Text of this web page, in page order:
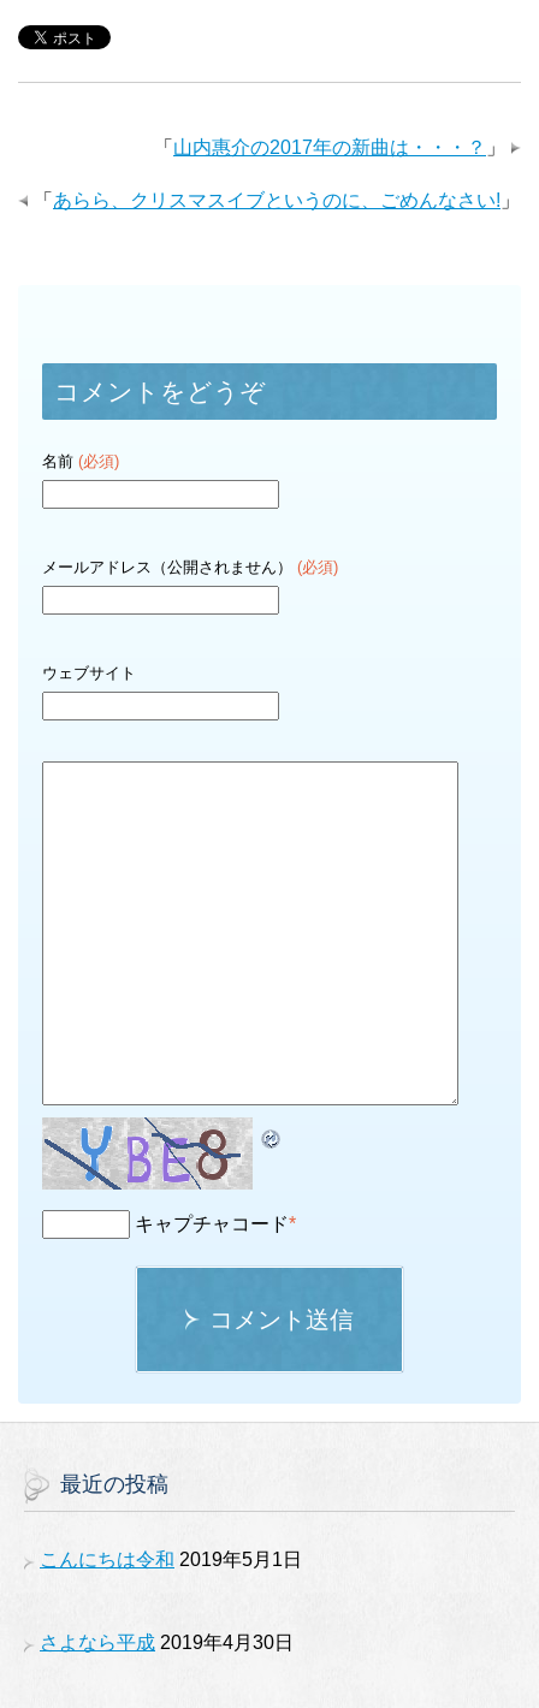
「 山内惠介の2017年の新曲は・・・？ 」
「 あらら、クリスマスイブというのに、ごめんなさい! 」
コメントをどうぞ
名前 (必須)
メールアドレス（公開されません） (必須)
ウェブサイト
キャプチャコード*
コメント送信
最近の投稿
こんにちは令和 2019年5月1日
さよなら平成 2019年4月30日